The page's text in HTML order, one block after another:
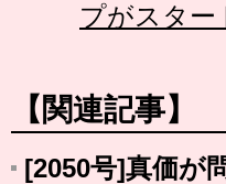
プがスター
【関連記事】
[2050号]真価が